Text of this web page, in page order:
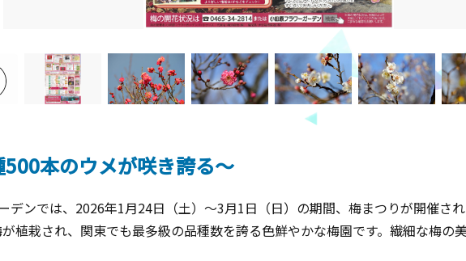
本のウメが咲き誇る～
デンでは、2026年1月24日（土）～3月1日（日）の期間、梅まつりが開催さ
植栽され、関東でも最多級の品種数を誇る色鮮やかな梅園です。繊細な梅の